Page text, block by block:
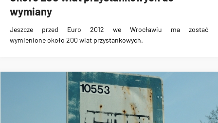
wymiany
Jeszcze przed Euro 2012 we Wrocławiu ma zostać
wymienioneokoło 200 wiat przystankowych.